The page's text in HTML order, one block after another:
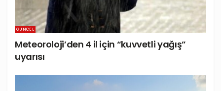
GÜNCEL
Meteoroloji’den 4 il için “kuvvetli yağış”
uyarısı